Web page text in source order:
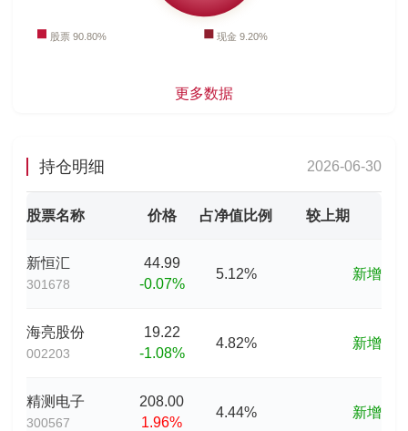
更多数据
持仓明细 2026-06-30
股票名称 价格 占净值比例 较上期
新恒汇
301678
44.99
-0.07%
5.12% 新增
海亮股份
002203
19.22
-1.08%
4.82% 新增
精测电子
300567
208.00
1.96%
4.44% 新增